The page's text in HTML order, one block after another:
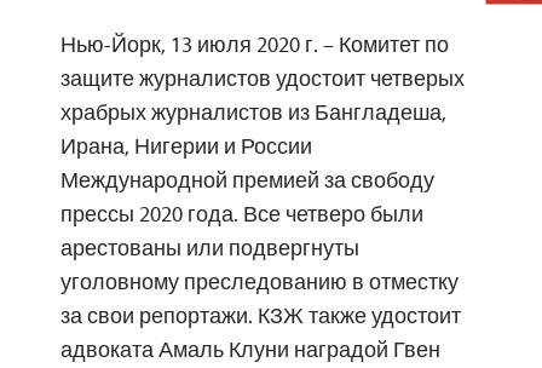
Нью-Йорк, 13 июля 2020 г. – Комитет по
защите журналистов удостоит четверых
храбрых журналистов из Бангладеша,
Ирана, Нигерии и России
Международной премией за свободу
прессы 2020 года. Все четверо были
арестованы или подвергнуты
уголовному преследованию в отместку
за свои репортажи. КЗЖ также удостоит
адвоката Амаль Клуни наградой Гвен